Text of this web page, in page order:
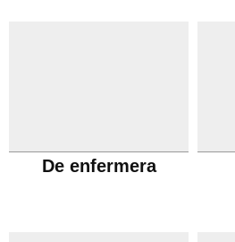
De enfermera